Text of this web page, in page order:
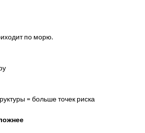
по морю.
= больше точек риска